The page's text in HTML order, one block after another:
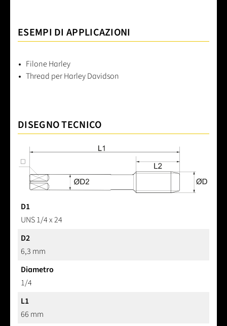
ESEMPI DI APPLICAZIONI
Filone Harley
Thread per Harley Davidson
DISEGNO TECNICO
D1
UNS 1/4 x 24
D2
6,3 mm
Diametro
1/4
L1
66 mm